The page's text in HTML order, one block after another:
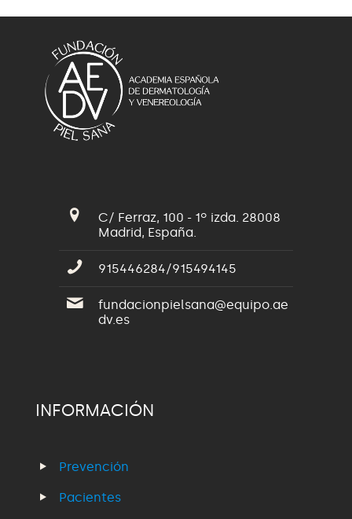
C/ Ferraz, 100 - 1º izda. 28008
Madrid, España.
915446284/915494145
fundacionpielsana@equipo.ae
dv.es
INFORMACIÓN
Prevención
Pacientes